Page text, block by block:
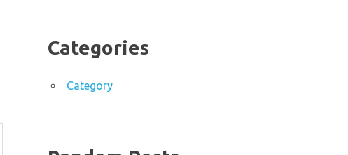
Categories
Category